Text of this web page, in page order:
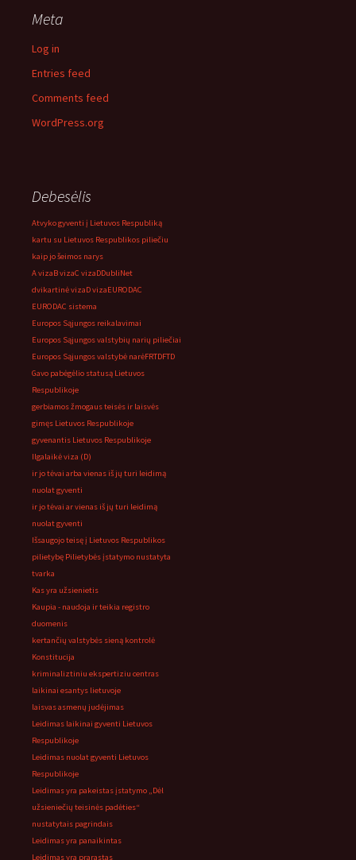
Meta
Log in
Entries feed
Comments feed
WordPress.org
Debesėlis
Atvyko gyventi į Lietuvos Respubliką
kartu su Lietuvos Respublikos piliečiu
kaip jo šeimos narys
A vizaB vizaC vizaDDubliNet
dvikartinė vizaD vizaEURODAC
EURODAC sistema
Europos Sąjungos reikalavimai
Europos Sąjungos valstybių narių piliečiai
Europos Sąjungos valstybė narėFRTDFTD
Gavo pabėgėlio statusą Lietuvos
Respublikoje
gerbiamos žmogaus teisės ir laisvės
gimęs Lietuvos Respublikoje
gyvenantis Lietuvos Respublikoje
Ilgalaikė viza (D)
ir jo tėvai arba vienas iš jų turi leidimą
nuolat gyventi
ir jo tėvai ar vienas iš jų turi leidimą
nuolat gyventi
Išsaugojo teisę į Lietuvos Respublikos
pilietybę Pilietybės įstatymo nustatyta
tvarka
Kas yra užsienietis
Kaupia - naudoja ir teikia registro
duomenis
kertančių valstybės sieną kontrolė
Konstitucija
kriminaliztiniu ekspertiziu centras
laikinai esantys lietuvoje
laisvas asmenų judėjimas
Leidimas laikinai gyventi Lietuvos
Respublikoje
Leidimas nuolat gyventi Lietuvos
Respublikoje
Leidimas yra pakeistas įstatymo „Dėl
užsieniečių teisinės padėties“
nustatytais pagrindais
Leidimas yra panaikintas
Leidimas yra prarastas